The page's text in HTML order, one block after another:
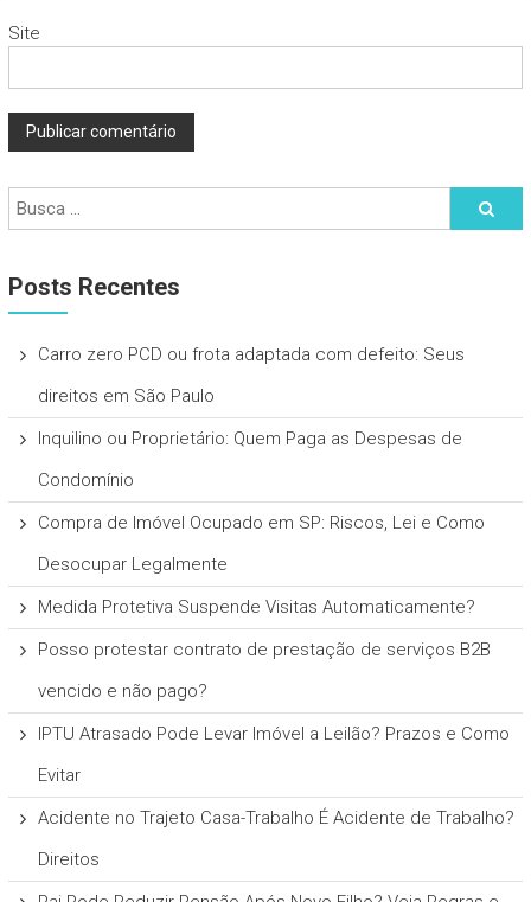
Site
Posts Recentes
Carro zero PCD ou frota adaptada com defeito: Seus
direitos em São Paulo
Inquilino ou Proprietário: Quem Paga as Despesas de
Condomínio
Compra de Imóvel Ocupado em SP: Riscos, Lei e Como
Desocupar Legalmente
Medida Protetiva Suspende Visitas Automaticamente?
Posso protestar contrato de prestação de serviços B2B
vencido e não pago?
IPTU Atrasado Pode Levar Imóvel a Leilão? Prazos e Como
Evitar
Acidente no Trajeto Casa-Trabalho É Acidente de Trabalho?
Direitos